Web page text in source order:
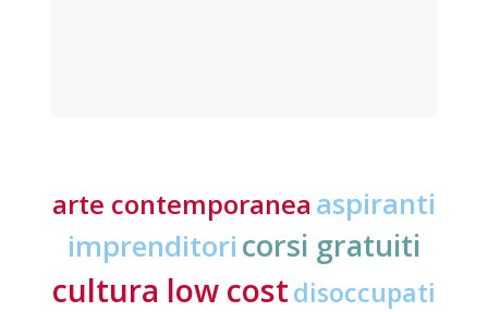
arte contemporanea aspiranti
imprenditori corsi gratuiti
cultura low costdisoccupati